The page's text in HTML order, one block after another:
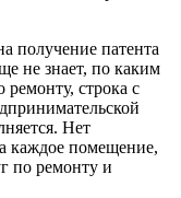
получение патента
не знает, по каким
ремонту, строка с
Нет
каждое помещение,
по ремонту и